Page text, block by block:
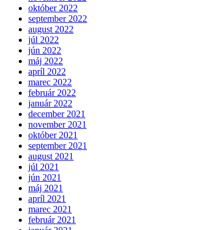
október 2022
september 2022
august 2022
júl 2022
jún 2022
máj 2022
apríl 2022
marec 2022
február 2022
január 2022
december 2021
november 2021
október 2021
september 2021
august 2021
júl 2021
jún 2021
máj 2021
apríl 2021
marec 2021
február 2021